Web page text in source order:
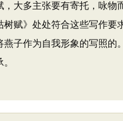
多主张要有寄托，咏物
树赋》处处符合这些写作
燕子作为自我形象的写照的。